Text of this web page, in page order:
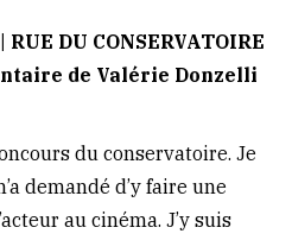
DU CONSERVATOIRE
de Valérie Donzelli
du conservatoire. Je
demandé d’y faire une
au cinéma. J’y suis